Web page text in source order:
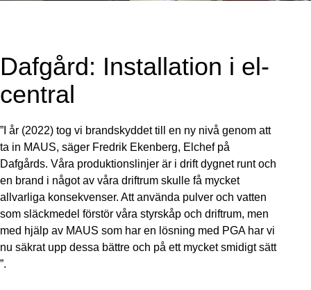
Dafgård: Installation i el-
central
”I år (2022) tog vi brandskyddet till en ny nivå genom att
ta in MAUS, säger Fredrik Ekenberg, Elchef på
Dafgårds. Våra produktionslinjer är i drift dygnet runt och
en brand i något av våra driftrum skulle få mycket
allvarliga konsekvenser. Att använda pulver och vatten
som släckmedel förstör våra styrskåp och driftrum, men
med hjälp av MAUS som har en lösning med PGA har vi
nu säkrat upp dessa bättre och på ett mycket smidigt sätt
”.